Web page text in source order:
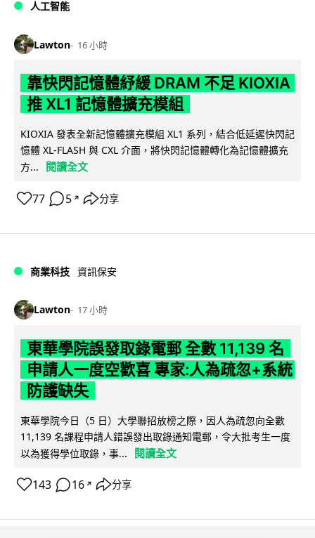
人工智能
Lawton 16 小時
靠快閃記憶體紓緩 DRAM 不足 KIOXIA
推 XL1 記憶體擴充模組
KIOXIA 發表全新記憶體擴充模組 XL1 系列，結合低延遲快閃記
憶體 XL-FLASH 與 CXL 介面，將快閃記憶體轉化為記憶體擴充
方...
閱讀全文
77 5 ↗ 分享
商業科技 資訊保安
Lawton 17 小時
東華學院誤發取錄電郵 全數 11,139 名
申請人一度空歡喜 專家:人為疏忽+系統
防護缺失
東華學院今日（5 日）大學聯招放榜之際，因人為疏忽向全數
11,139 名課程申請人錯誤發出取錄通知電郵，令大批考生一度
以為獲得學位取錄，事...
閱讀全文
143 16 ↗ 分享